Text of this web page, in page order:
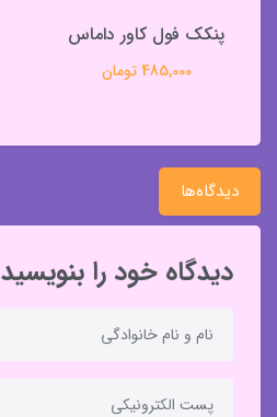
پنکک فول کاور داماس
485,000 تومان
دیدگاه‌ها
دیدگاه خود را بنویسید